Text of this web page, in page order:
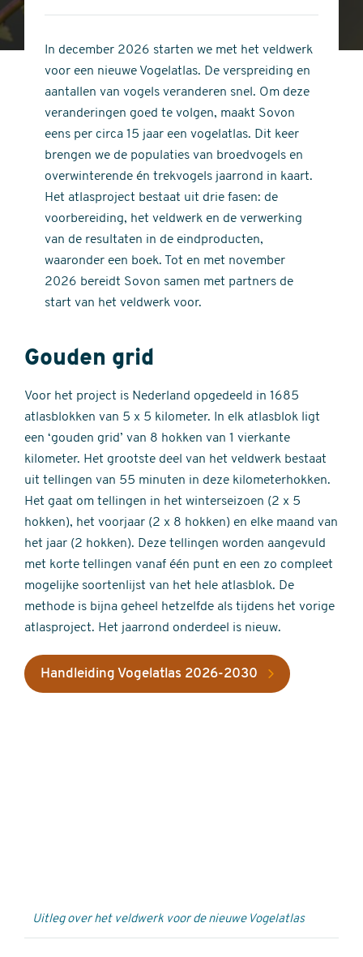
stars
of
stars
In december 2026 starten we met het veldwerk
voor een nieuwe Vogelatlas. De verspreiding en
aantallen van vogels veranderen snel. Om deze
veranderingen goed te volgen, maakt Sovon
eens per circa 15 jaar een vogelatlas. Dit keer
brengen we de populaties van broedvogels en
overwinterende én trekvogels jaarrond in kaart.
Het atlasproject bestaat uit drie fasen: de
voorbereiding, het veldwerk en de verwerking
van de resultaten in de eindproducten,
waaronder een boek. Tot en met november
2026 bereidt Sovon samen met partners de
start van het veldwerk voor.
Gouden grid
Voor het project is Nederland opgedeeld in 1685
atlasblokken van 5 x 5 kilometer. In elk atlasblok ligt
een ‘gouden grid’ van 8 hokken van 1 vierkante
kilometer. Het grootste deel van het veldwerk bestaat
uit tellingen van 55 minuten in deze kilometerhokken.
Het gaat om tellingen in het winterseizoen (2 x 5
hokken), het voorjaar (2 x 8 hokken) en elke maand van
het jaar (2 hokken). Deze tellingen worden aangevuld
met korte tellingen vanaf één punt en een zo compleet
mogelijke soortenlijst van het hele atlasblok. De
methode is bijna geheel hetzelfde als tijdens het vorige
atlasproject. Het jaarrond onderdeel is nieuw.
Handleiding Vogelatlas 2026-2030
Uitleg over het veldwerk voor de nieuwe Vogelatlas